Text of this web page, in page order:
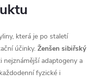
která je po staletí
účinky. Ženšen sibiřský
nejznámější adaptogeny a
fyzické i